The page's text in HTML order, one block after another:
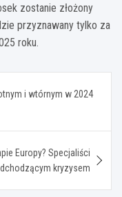
zostanie złożony
przyznawany tylko za
roku.
i wtórnym w 2024
Europy? Specjaliści
kryzysem